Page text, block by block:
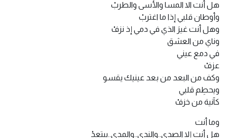
هل أنت الا المسا والأسى والطربْ
وأوطان قلبي إذا ما اغتربْ
وهل أنت غيرَ الذي في دمي إذ نزفْ
وناي من العشق
في دمع عيني
عزفْ
وكف من البعد من بعد عينيك يقسو
ويحطِم قلبي
كآنية من خزفْ
وما أنت
هل أنت إلا الصدى..والندى..والمدى..يبتعدْ